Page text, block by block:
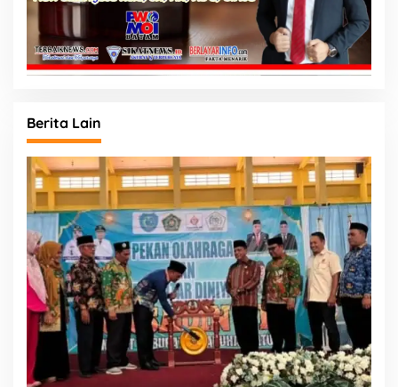
Berita Lain